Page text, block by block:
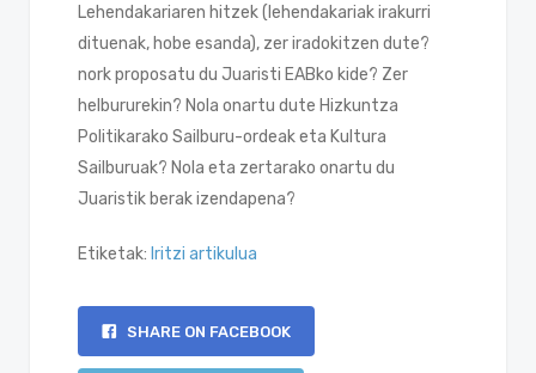
Lehendakariaren hitzek (lehendakariak irakurri
dituenak, hobe esanda), zer iradokitzen dute?
nork proposatu du Juaristi EABko kide? Zer
helbururekin? Nola onartu dute Hizkuntza
Politikarako Sailburu-ordeak eta Kultura
Sailburuak? Nola eta zertarako onartu du
Juaristik berak izendapena?
Etiketak: Iritzi artikulua
SHARE ON FACEBOOK